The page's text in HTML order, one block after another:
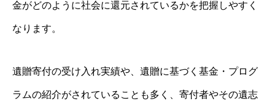
金がどのように社会に還元されているかを把握しやすく
なります。
遺贈寄付の受け入れ実績や、遺贈に基づく基金・プログ
ラムの紹介がされていることも多く、寄付者やその遺志